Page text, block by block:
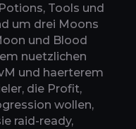
Tools und
um drei Moons
und Blood
nuetzlichen
und haerterem
die Profit,
wollen,
raid-ready,